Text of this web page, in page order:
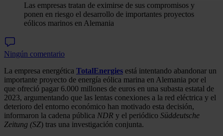
Las empresas tratan de eximirse de sus compromisos y
ponen en riesgo el desarrollo de importantes proyectos
eólicos marinos en Alemania
Ningún comentario
La empresa energética TotalEnergies está intentando abandonar un
importante proyecto de energía eólica marina en Alemania por el
que ofreció pagar 6.000 millones de euros en una subasta estatal de
2023, argumentando que las lentas conexiones a la red eléctrica y el
deterioro del entorno económico han motivado esta decisión,
informaron la cadena pública NDR y el periódico Süddeutsche
Zeitung (SZ) tras una investigación conjunta.